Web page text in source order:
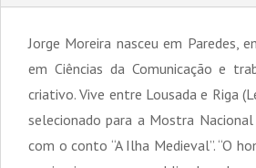
Jorge Moreira nasceu em Paredes,
em Ciências da Comunicação e
criativo. Vive entre Lousada e Riga
selecionado para a Mostra Nacional
com o conto “A Ilha Medieval”. “O